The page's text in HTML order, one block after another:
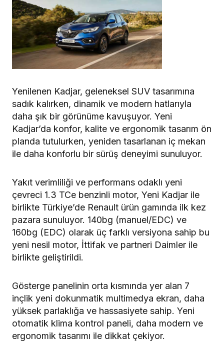
Yenilenen Kadjar, geleneksel SUV tasarımına
sadık kalırken, dinamik ve modern hatlarıyla
daha şık bir görünüme kavuşuyor. Yeni
Kadjar’da konfor, kalite ve ergonomik tasarım ön
planda tutulurken, yeniden tasarlanan iç mekan
ile daha konforlu bir sürüş deneyimi sunuluyor.
Yakıt verimliliği ve performans odaklı yeni
çevreci 1.3 TCe benzinli motor, Yeni Kadjar ile
birlikte Türkiye’de Renault ürün gamında ilk kez
pazara sunuluyor. 140bg (manuel/EDC) ve
160bg (EDC) olarak üç farklı versiyona sahip bu
yeni nesil motor, İttifak ve partneri Daimler ile
birlikte geliştirildi.
Gösterge panelinin orta kısmında yer alan 7
inçlik yeni dokunmatik multimedya ekran, daha
yüksek parlaklığa ve hassasiyete sahip. Yeni
otomatik klima kontrol paneli, daha modern ve
ergonomik tasarımı ile dikkat çekiyor.